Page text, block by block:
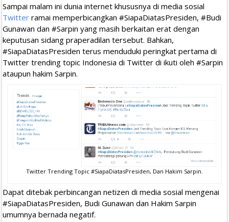
Sampai malam ini dunia internet khususnya di media sosial
Twitter ramai memperbicangkan #SiapaDiatasPresiden, #Budi
Gunawan dan #Sarpin yang masih berkaitan erat dengan
keputusan sidang praperadilan tersebut. Bahkan,
#SiapaDiatasPresiden terus menduduki peringkat pertama di
Twitter trending topic Indonesia di Twitter di ikuti oleh #Sarpin
ataupun hakim Sarpin.
Twitter Trending Topic #SiapaDiatasPresiden, Dan Hakim Sarpin.
Dapat ditebak perbincangan netizen di media sosial mengenai
#SiapaDiatasPresiden, Budi Gunawan dan Hakim Sarpin
umumnya bernada negatif.